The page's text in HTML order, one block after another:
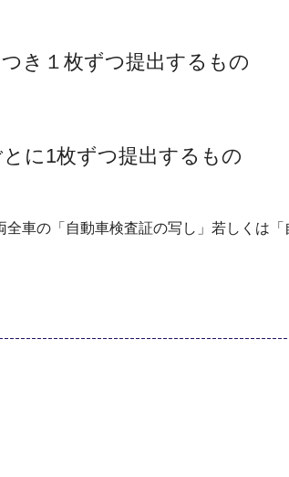
き１枚ずつ提出するもの
に1枚ずつ提出するもの
車の「自動車検査証の写し」若しくは